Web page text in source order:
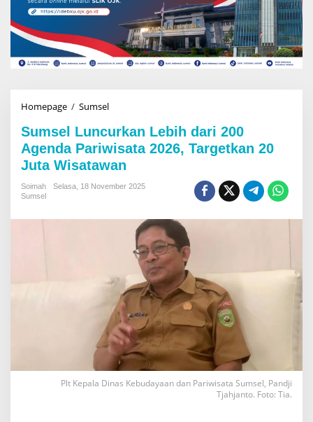
Homepage / Sumsel
m
s
e
l
L
c
n
e
b
i
h
d
a
r
Sumsel Luncurkan Lebih dari 200
Agenda Pariwisata 2026, Targetkan 20
Juta Wisatawan
Soimah
Selasa, 18 November 2025
Sumsel
Plt Kepala Dinas Kebudayaan dan Pariwisata Sumsel, Pandji
Tjahjanto. Foto: Tia.